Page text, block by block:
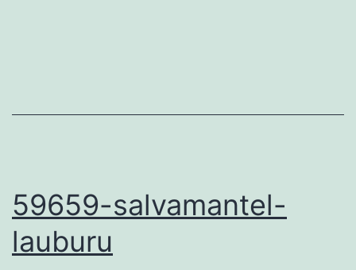
59659-salvamantel-
lauburu